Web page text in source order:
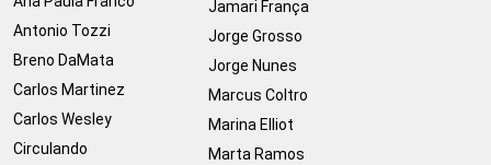
Antonio Tozzi
Breno DaMata
Carlos Martinez
Carlos Wesley
Circulando
Jamari França
Jorge Grosso
Jorge Nunes
Marcus Coltro
Marina Elliot
Marta Ramos